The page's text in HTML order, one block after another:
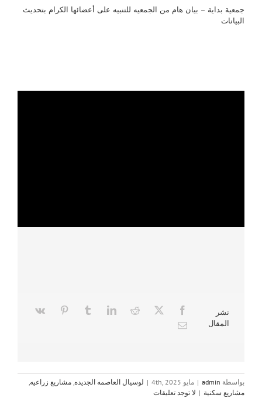
جمعية بداية – بيان هام من الجمعيه للتنبيه على أعضائها الكرام بتحديث
البيانات
نشر
المقال
بواسطة admin
| مايو 4th, 2025 | لوسيال العاصمه الجديده, مشاريع زراعيه,
مشاريع سكنية | لا توجد تعليقات